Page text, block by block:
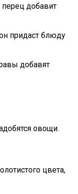
добавит
придаст блюду
добавят
овощи.
цвета,